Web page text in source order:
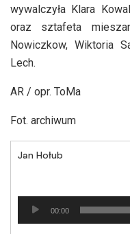
wywalczyła Klara
oraz sztafeta
Nowiczkow, Wiktoria
Lech.
AR / opr. ToMa
Fot. archiwum
Jan Hołub
Odtwarzacz
plików
00:00